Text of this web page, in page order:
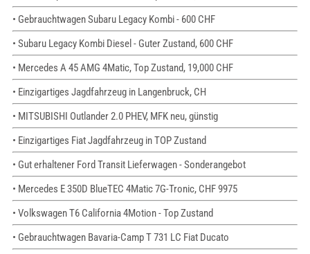
• Gebrauchtwagen Subaru Legacy Kombi - 600 CHF
• Subaru Legacy Kombi Diesel - Guter Zustand, 600 CHF
• Mercedes A 45 AMG 4Matic, Top Zustand, 19,000 CHF
• Einzigartiges Jagdfahrzeug in Langenbruck, CH
• MITSUBISHI Outlander 2.0 PHEV, MFK neu, günstig
• Einzigartiges Fiat Jagdfahrzeug in TOP Zustand
• Gut erhaltener Ford Transit Lieferwagen - Sonderangebot
• Mercedes E 350D BlueTEC 4Matic 7G-Tronic, CHF 9975
• Volkswagen T6 California 4Motion - Top Zustand
• Gebrauchtwagen Bavaria-Camp T 731 LC Fiat Ducato